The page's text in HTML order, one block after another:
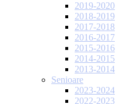
2019-2020
2018-2019
2017-2018
2016-2017
2015-2016
2014-2015
2013-2014
Senioare
2023-2024
2022-2023